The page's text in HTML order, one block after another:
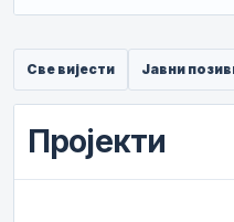
Све вијести Јавни
Пројекти